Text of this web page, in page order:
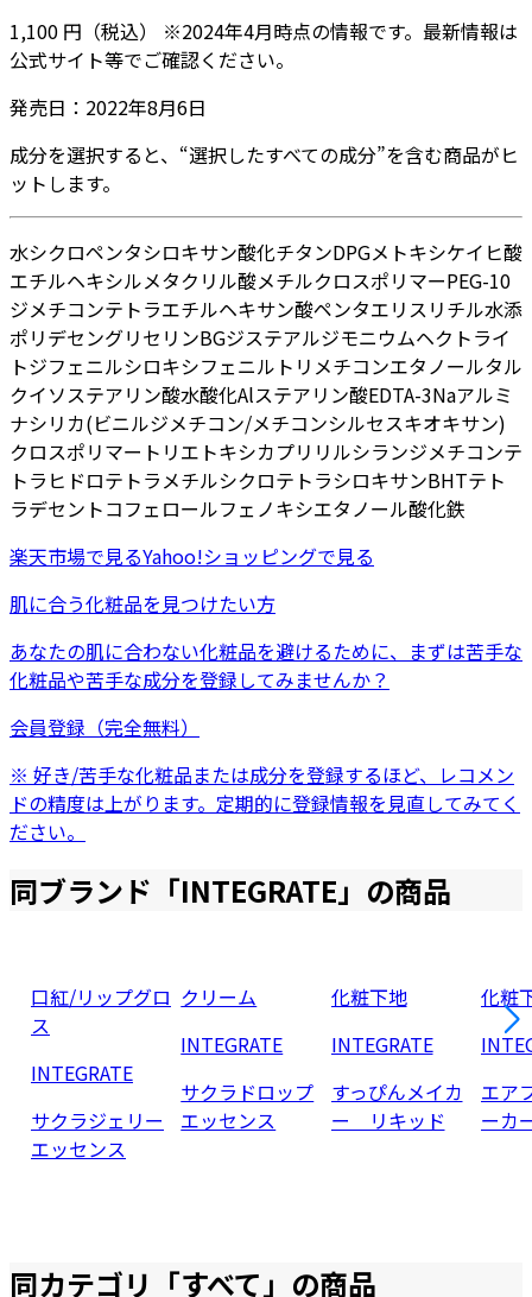
1,100 円 （税込） ※2024年4月時点の情報です。最新情報は
公式サイト等でご確認ください。
発売日： 2022年8月6日
成分を選択すると、“選択したすべての成分”を含む商品がヒ
ットします。
水シクロペンタシロキサン酸化チタンDPGメトキシケイヒ酸
エチルヘキシルメタクリル酸メチルクロスポリマーPEG-10
ジメチコンテトラエチルヘキサン酸ペンタエリスリチル水添
ポリデセングリセリンBGジステアルジモニウムヘクトライ
トジフェニルシロキシフェニルトリメチコンエタノールタル
クイソステアリン酸水酸化Alステアリン酸EDTA-3Naアルミ
ナシリカ(ビニルジメチコン/メチコンシルセスキオキサン)
クロスポリマー トリエトキシカプリリルシランジメチコンテ
トラヒドロテトラメチルシクロテトラシロキサンBHTテト
ラデセン トコフェロールフェノキシエタノール酸化鉄
楽天市場で見るYahoo!ショッピングで見る
肌に合う化粧品を見つけたい方
あなたの肌に合わない化粧品を避けるために、まずは苦手な
化粧品や苦手な成分を登録してみませんか？
会員登録（完全無料）
※ 好き/苦手な化粧品または成分を登録するほど、レコメン
ドの精度は上がります。定期的に登録情報を見直してみてく
ださい。
同ブランド「INTEGRATE」の商品
口紅/リップグロ
ス
INTEGRATE
サクラジェリー
エッセンス
クリーム
INTEGRATE
サクラドロップ
エッセンス
化粧下地
INTEGRATE
すっぴんメイカ
ー リキッド
化粧
エア
ーカ
同カテゴリ「すべて」の商品